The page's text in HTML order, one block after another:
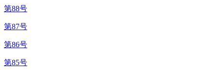
第88号
第87号
第86号
第85号